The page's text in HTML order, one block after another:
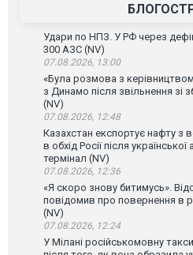
Удари по НПЗ. У РФ через
300 АЗС (NV)
07.08.2026, 13:00
«Була розмова з
з Динамо після звільнення зі
(NV)
07.08.2026, 12:48
Казахстан експортує нафту з
в обхід Росії після
термінал (NV)
07.08.2026, 12:36
«Я скоро знову битимусь».
повідомив про повернення в
(NV)
07.08.2026, 12:24
У Мілані російськомовну